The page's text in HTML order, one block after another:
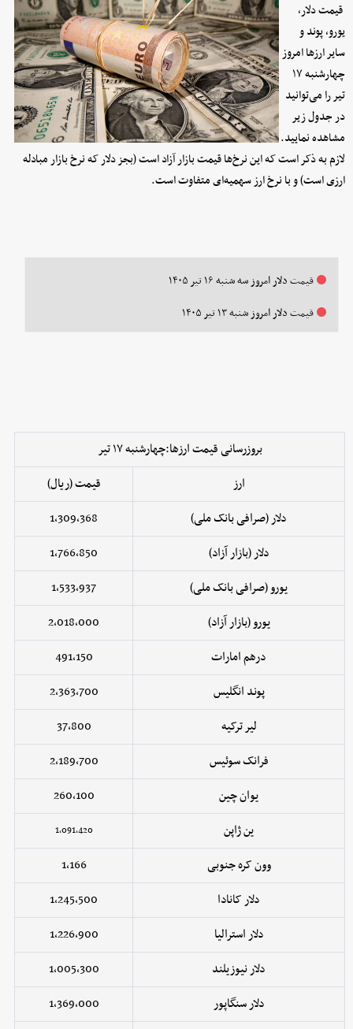
قیمت دلار،
یورو، پوند و
سایر ارز‌ها امروز
چهارشنبه ۱۷
تیر را می‌توانید
در جدول زیر
مشاهده نمایید.
لازم به ذکر است که این نرخ‌ها قیمت بازار آزاد است (بجز دلار که نرخ بازار مبادله
ارزی است) و با نرخ ارز سهمیه‌ای متفاوت است.
قیمت دلار امروز سه شنبه ۱۶ تیر ۱۴۰۵
قیمت دلار امروز شنبه ۱۳ تیر ۱۴۰۵
بروزرسانی قیمت ارزها:چهارشنبه ۱۷ تیر
ارز
قیمت (ریال)
دلار (صرافی بانک ملی)
1,309,368
دلار (بازار آزاد)
1,766,850
یورو (صرافی بانک ملی)
1,533,937
یورو (بازار آزاد)
2,018,000
درهم امارات
491,150
پوند انگلیس
2,363,700
لیر ترکیه
37,800
فرانک سوئیس
2,189,700
یوان چین
260,100
ین ژاپن
1,091,420
وون کره جنوبی
1,166
دلار کانادا
1,245,500
دلار استرالیا
1,226,900
دلار نیوزیلند
1,005,300
دلار سنگاپور
1,369,000